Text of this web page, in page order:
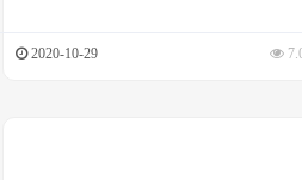
2020-10-29